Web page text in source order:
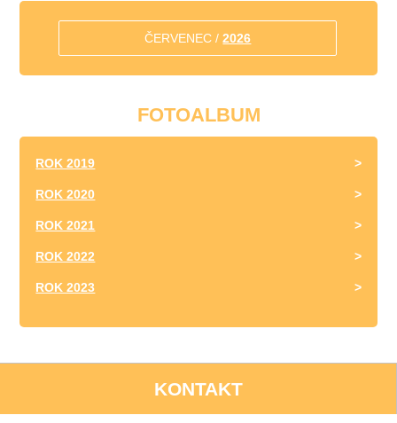
ČERVENEC /2026
FOTOALBUM
ROK 2019
ROK 2020
ROK 2021
ROK 2022
ROK 2023
KONTAKT